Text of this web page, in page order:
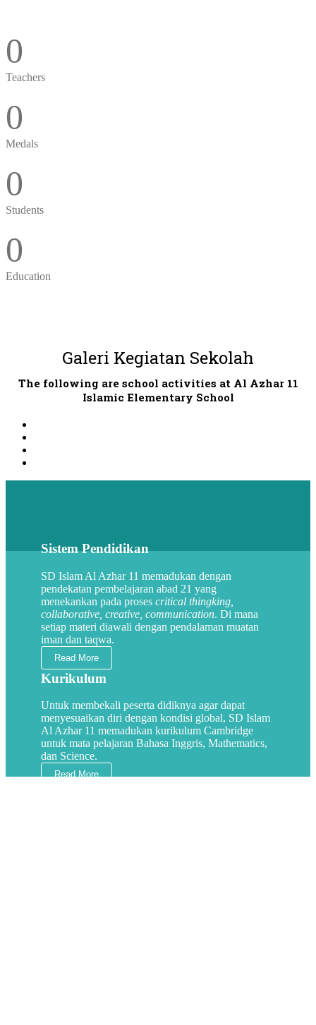
0
Teachers
0
Medals
0
Students
0
Education
Galeri Kegiatan Sekolah
The following are school activities at Al Azhar 11
Islamic Elementary School
Sistem Pendidikan
SD Islam Al Azhar 11 memadukan dengan
pendekatan pembelajaran abad 21 yang
menekankan pada proses critical thingking,
collaborative, creative, communication. Di mana
setiap materi diawali dengan pendalaman muatan
iman dan taqwa.
Read More
Kurikulum
Untuk membekali peserta didiknya agar dapat
menyesuaikan diri dengan kondisi global, SD Islam
Al Azhar 11 memadukan kurikulum Cambridge
untuk mata pelajaran Bahasa Inggris, Mathematics,
dan Science.
Read More